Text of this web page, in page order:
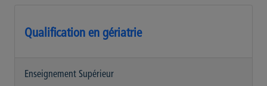
Qualification en gériatrie
Enseignement Supérieur